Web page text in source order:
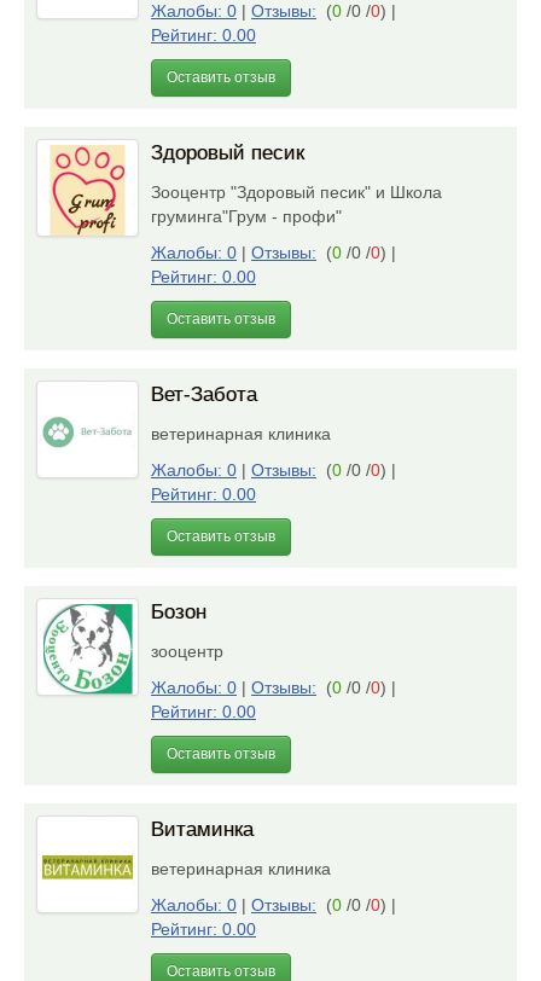
Жалобы: 0 | Отзывы: (0 /0 /0) |
Рейтинг: 0.00
Оставить отзыв
Здоровый песик
Зооцентр "Здоровый песик" и Школа
груминга"Грум - профи"
Жалобы: 0 | Отзывы: (0 /0 /0) |
Рейтинг: 0.00
Оставить отзыв
Вет-Забота
ветеринарная клиника
Жалобы: 0 | Отзывы: (0 /0 /0) |
Рейтинг: 0.00
Оставить отзыв
Бозон
зооцентр
Жалобы: 0 | Отзывы: (0 /0 /0) |
Рейтинг: 0.00
Оставить отзыв
Витаминка
ветеринарная клиника
Жалобы: 0 | Отзывы: (0 /0 /0) |
Рейтинг: 0.00
Оставить отзыв